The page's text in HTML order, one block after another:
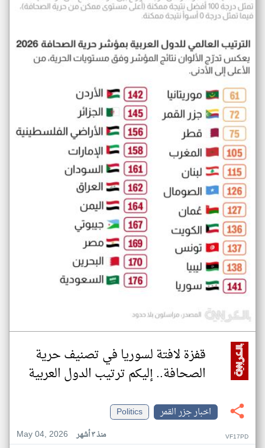
قفزة لافتة لسوريا في تصنيف حرية
الصحافة.. إليكم ترتيب الدول العربية
اخبار جزر القمر
Politics
May 04, 2026
منذ ٣ أشهر VF17PD